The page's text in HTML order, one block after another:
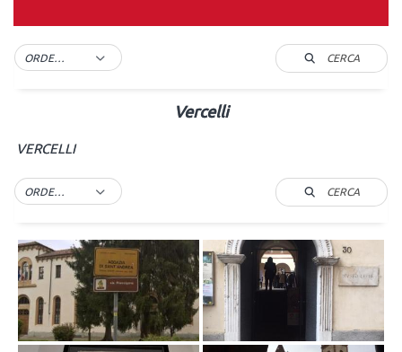
ORDER BY DEFAULT CERCA
Vercelli
VERCELLI
ORDER BY DEFAULT CERCA